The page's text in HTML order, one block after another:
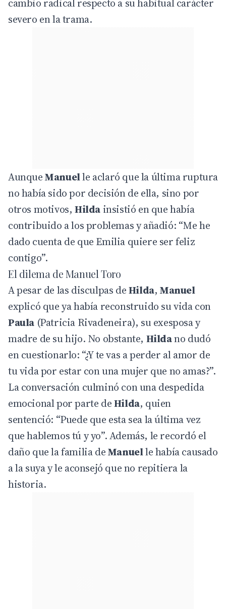
cambio radical respecto a su habitual carácter
severo en la trama.
AunqueManuelle aclaró que la última ruptura
no había sido por decisión de ella, sino por
otros motivos, Hilda insistió en que había
contribuido a los problemas y añadió: “Me he
dado cuenta de que Emilia quiere ser feliz
contigo”.
El dilema de Manuel Toro
A pesar de las disculpas deHilda,Manuel
explicó que ya había reconstruido su vida con
Paula (Patricia Rivadeneira), su exesposa y
madre de su hijo. No obstante, Hildano dudó
en cuestionarlo: “¿Y te vas a perder al amor de
tu vida por estar con una mujer que no amas?”.
La conversación culminó con una despedida
emocional por parte deHilda, quien
sentenció: “Puede que esta sea la última vez
que hablemos tú y yo”. Además, le recordó el
daño que la familia deManuelle había causado
a la suya y le aconsejó que no repitiera la
historia.